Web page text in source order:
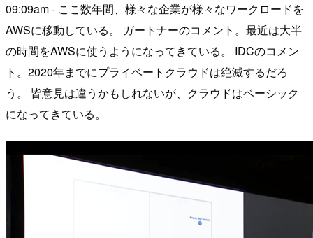
09:09am - ここ数年間、様々な企業が様々なワークロードを
AWSに移動している。 ガートナーのコメント。最近は大半
の時間をAWSに使うようになってきている。 IDCのコメン
ト。2020年までにプライベートクラウドは絶滅するだろ
う。 皆意見は違うかもしれないが、クラウドはベーシック
になってきている。